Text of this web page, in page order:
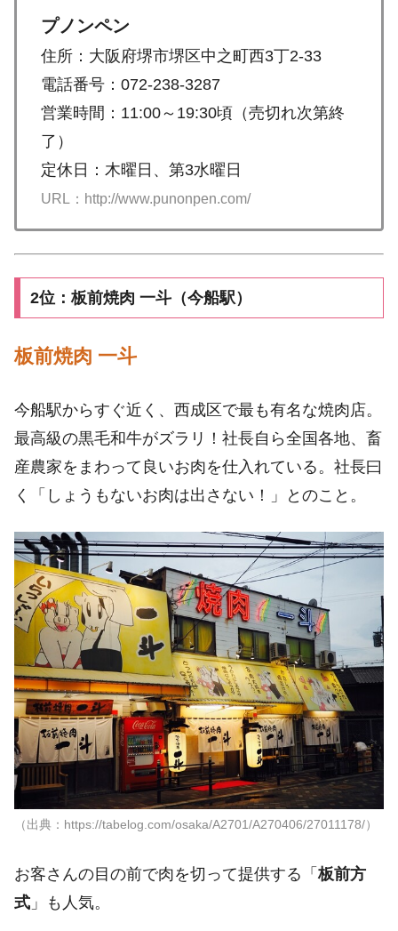
プノンペン
住所：大阪府堺市堺区中之町西3丁2-33
電話番号：072-238-3287
営業時間：11:00～19:30頃（売切れ次第終
了）
定休日：木曜日、第3水曜日
URL：http://www.punonpen.com/
2位：板前焼肉 一斗（今船駅）
板前焼肉 一斗
今船駅からすぐ近く、西成区で最も有名な焼肉店。
最高級の黒毛和牛がズラリ！社長自ら全国各地、畜
産農家をまわって良いお肉を仕入れている。社長曰
く「しょうもないお肉は出さない！」とのこと。
（出典：https://tabelog.com/osaka/A2701/A270406/27011178/）
お客さんの目の前で肉を切って提供する「板前方
式 」も人気。